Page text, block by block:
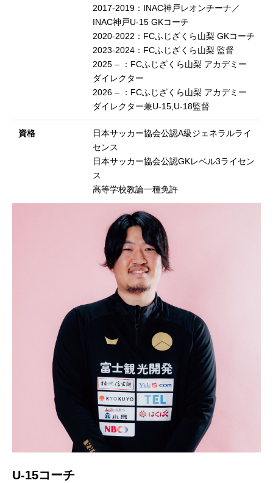
2017-2019：INAC神戸レオンチーナ／
INAC神戸U-15 GKコーチ
2020-2022：FCふじざくら山梨 GKコーチ
2023-2024：FCふじざくら山梨 監督
2025 – ：FCふじざくら山梨 アカデミー
ダイレクター
2026 – ：FCふじざくら山梨 アカデミー
ダイレクター兼U-15,U-18監督
資格
日本サッカー協会公認A級ジェネラルライ
センス
日本サッカー協会公認GKレベル3ライセン
ス
高等学校教論一種免許
U-15コーチ